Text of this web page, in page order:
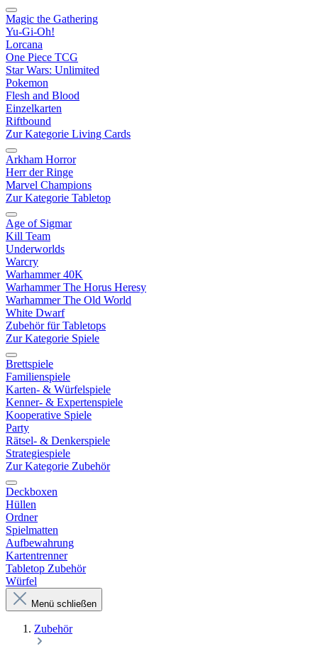
Magic the Gathering
Yu-Gi-Oh!
Lorcana
One Piece TCG
Star Wars: Unlimited
Pokemon
Flesh and Blood
Einzelkarten
Riftbound
Zur Kategorie Living Cards
Arkham Horror
Herr der Ringe
Marvel Champions
Zur Kategorie Tabletop
Age of Sigmar
Kill Team
Underworlds
Warcry
Warhammer 40K
Warhammer The Horus Heresy
Warhammer The Old World
White Dwarf
Zubehör für Tabletops
Zur Kategorie Spiele
Brettspiele
Familienspiele
Karten- & Würfelspiele
Kenner- & Expertenspiele
Kooperative Spiele
Party
Rätsel- & Denkerspiele
Strategiespiele
Zur Kategorie Zubehör
Deckboxen
Hüllen
Ordner
Spielmatten
Aufbewahrung
Kartentrenner
Tabletop Zubehör
Würfel
Menü schließen
Zubehör